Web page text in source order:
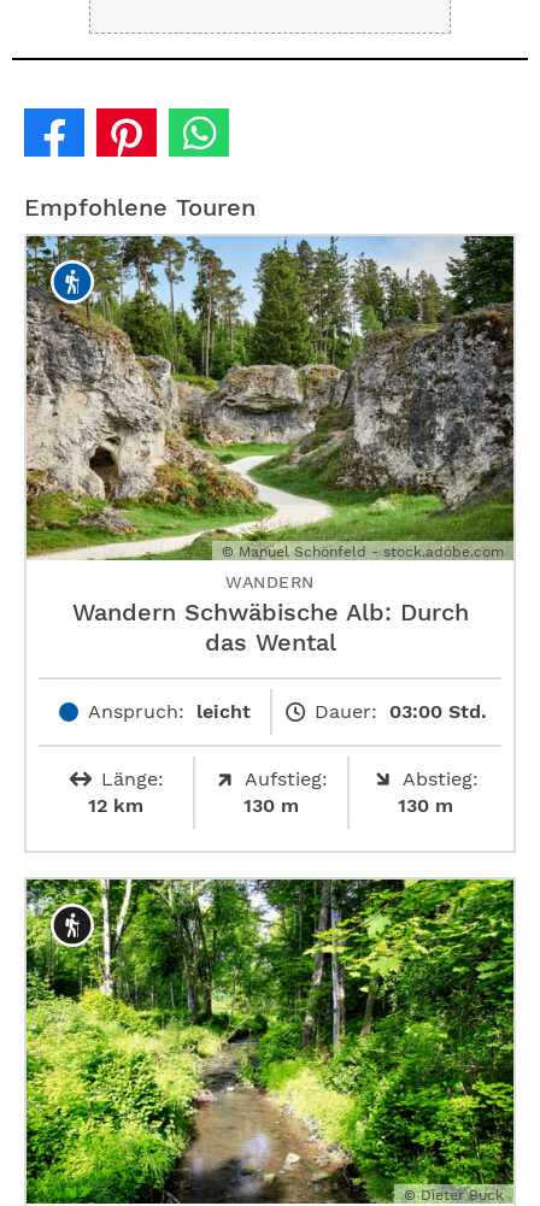
Empfohlene Touren
© Manuel Schönfeld - stock.adobe.com
WANDERN
Wandern Schwäbische Alb: Durch
das Wental
Anspruch: leicht Dauer: 03:00 Std.
Länge:
12 km
Aufstieg:
130 m
Abstieg:
130 m
© Dieter Buck